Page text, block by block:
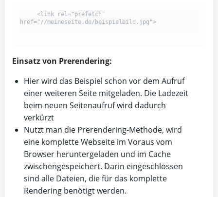
href="//meineseite.de/beispielbild.jpg">
Einsatz von Prerendering:
Hier wird das Beispiel schon vor dem Aufruf
einer weiteren Seite mitgeladen. Die Ladezeit
beim neuen Seitenaufruf wird dadurch
verkürzt
Nutzt man die Prerendering-Methode, wird
eine komplette Webseite im Voraus vom
Browser heruntergeladen und im Cache
zwischengespeichert. Darin eingeschlossen
sind alle Dateien, die für das komplette
Rendering benötigt werden.